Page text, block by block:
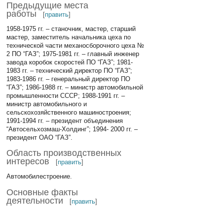
Предыдущие места
работы
[править]
1958-1975 гг. – станочник, мастер, старший
мастер, заместитель начальника цеха по
технической части механосборочного цеха №
2 ПО “ГАЗ”; 1975-1981 гг. – главный инженер
завода коробок скоростей ПО “ГАЗ”; 1981-
1983 гг. – технический директор ПО “ГАЗ”;
1983-1986 гг. – генеральный директор ПО
“ГАЗ”; 1986-1988 гг. – министр автомобильной
промышленности СССР; 1988-1991 гг. –
министр автомобильного и
сельскохозяйственного машиностроения;
1991-1994 гг. – президент объединения
“Автосельхозмаш-Холдинг”; 1994- 2000 гг. –
президент ОАО “ГАЗ”.
Область производственных
интересов
[править]
Автомобилестроение.
Основные факты
деятельности
[править]